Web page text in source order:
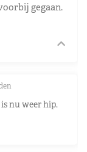
gegaan.
nu weer hip.